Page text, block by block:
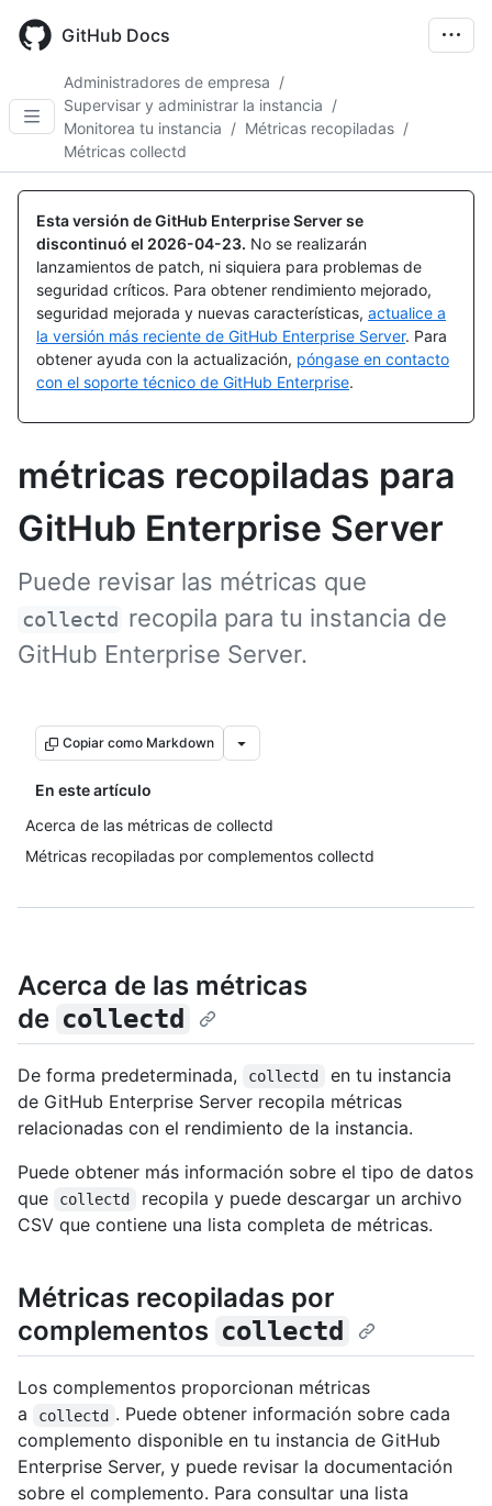
main
GitHub Docs
Administradores de empresa /
Supervisar y administrar la instancia /
Monitorea tu instancia / Métricas recopiladas /
Métricas collectd
Esta versión de GitHub Enterprise Server se
discontinuó el 2026-04-23. No se realizarán
lanzamientos de patch, ni siquiera para problemas de
seguridad críticos. Para obtener rendimiento mejorado,
seguridad mejorada y nuevas características, actualice a
la versión más reciente de GitHub Enterprise Server. Para
obtener ayuda con la actualización, póngase en contacto
con el soporte técnico de GitHub Enterprise.
métricas recopiladas para
GitHub Enterprise Server
Puede revisar las métricas que
collectd
recopila para tu instancia de
GitHub Enterprise Server.
Copiar como Markdown
En este artículo
Acerca de las métricas de collectd
Métricas recopiladas por complementos collectd
Acerca de las métricas
de collectd
De forma predeterminada, collectd
en tu instancia
de GitHub Enterprise Server recopila métricas
relacionadas con el rendimiento de la instancia.
Puede obtener más información sobre el tipo de datos
que
collectd
recopila y puede descargar un archivo
CSV que contiene una lista completa de métricas.
Métricas recopiladas por
complementos collectd
Los complementos proporcionan métricas
a
collectd . Puede obtener información sobre cada
complemento disponible en tu instancia de GitHub
Enterprise Server, y puede revisar la documentación
sobre el complemento. Para consultar una lista